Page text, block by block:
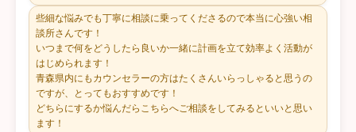
些細な悩みでも丁寧に相談に乗ってくださるので本当に心強い相
談所さんです！
いつまで何をどうしたら良いか一緒に計画を立て効率よく活動が
はじめられます！
青森県内にもカウンセラーの方はたくさんいらっしゃると思うの
ですが、とってもおすすめです！
どちらにするか悩んだらこちらへご相談をしてみるといいと思い
ます！